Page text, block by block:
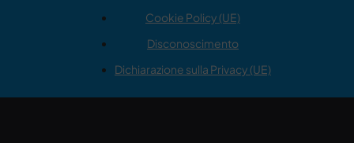
Cookie Policy (UE)
Disconoscimento
Dichiarazione sulla Privacy (UE)